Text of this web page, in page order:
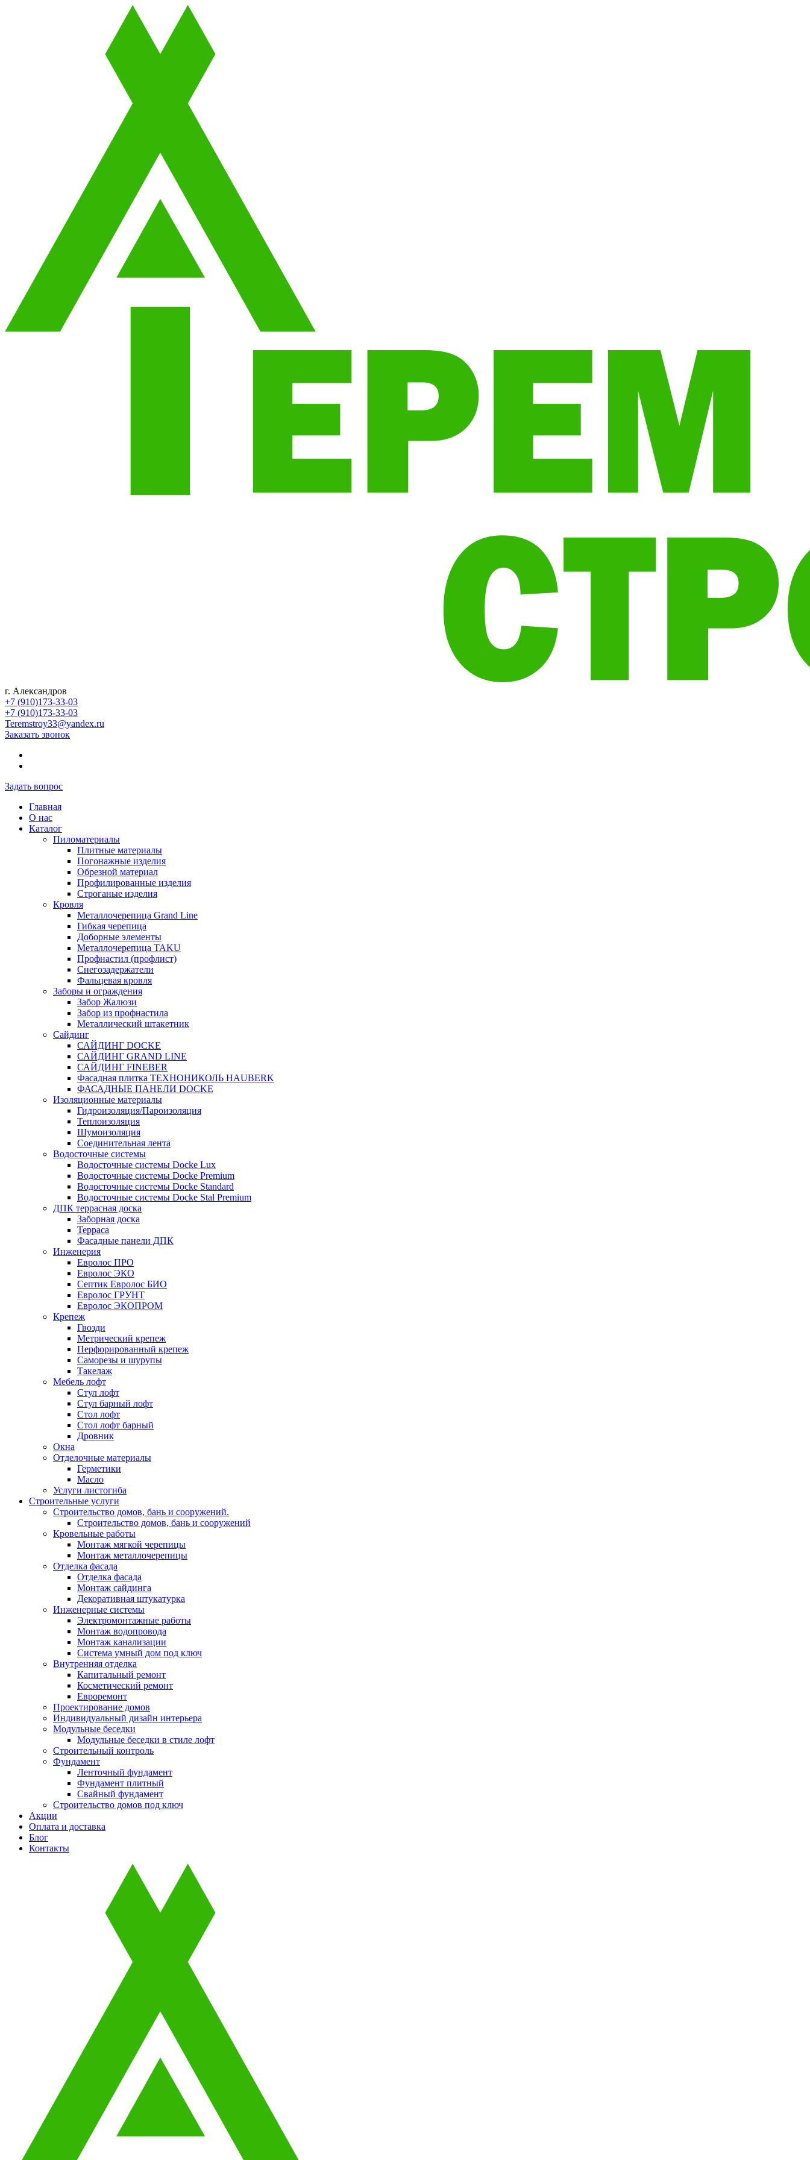
г. Александров
+7 (910)173-33-03
+7 (910)173-33-03
Teremstroy33@yandex.ru
Заказать звонок
Задать вопрос
Главная
О нас
Каталог
Пиломатериалы
Плитные материалы
Погонажные изделия
Обрезной материал
Профилированные изделия
Строганые изделия
Кровля
Металлочерепица Grand Line
Гибкая черепица
Доборные элементы
Металлочерепица TAKU
Профнастил (профлист)
Снегозадержатели
Фальцевая кровля
Заборы и ограждения
Забор Жалюзи
Забор из профнастила
Металлический штакетник
Сайдинг
САЙДИНГ DOCKE
САЙДИНГ GRAND LINE
САЙДИНГ FINEBER
Фасадная плитка ТЕХНОНИКОЛЬ HAUBERK
ФАСАДНЫЕ ПАНЕЛИ DOCKE
Изоляционные материалы
Гидроизоляция/Пароизоляция
Теплоизоляция
Шумоизоляция
Соединительная лента
Водосточные системы
Водосточные системы Docke Lux
Водосточные системы Docke Premium
Водосточные системы Docke Standard
Водосточные системы Docke Stal Premium
ДПК террасная доска
Заборная доска
Терраса
Фасадные панели ДПК
Инженерия
Евролос ПРО
Евролос ЭКО
Септик Евролос БИО
Евролос ГРУНТ
Евролос ЭКОПРОМ
Крепеж
Гвозди
Метрический крепеж
Перфорированный крепеж
Саморезы и шурупы
Такелаж
Мебель лофт
Стул лофт
Стул барный лофт
Стол лофт
Стол лофт барный
Дровник
Окна
Отделочные материалы
Герметики
Масло
Услуги листогиба
Строительные услуги
Строительство домов, бань и сооружений.
Строительство домов, бань и сооружений
Кровельные работы
Монтаж мягкой черепицы
Монтаж металлочерепицы
Отделка фасада
Отделка фасада
Монтаж сайдинга
Декоративная штукатурка
Инженерные системы
Электромонтажные работы
Монтаж водопровода
Монтаж канализации
Система умный дом под ключ
Внутренняя отделка
Капитальный ремонт
Косметический ремонт
Евроремонт
Проектирование домов
Индивидуальный дизайн интерьера
Модульные беседки
Модульные беседки в стиле лофт
Строительный контроль
Фундамент
Ленточный фундамент
Фундамент плитный
Свайный фундамент
Строительство домов под ключ
Акции
Оплата и доставка
Блог
Контакты